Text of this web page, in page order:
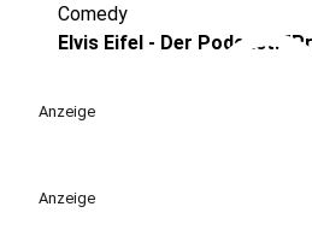
Comedy
Elvis Eifel - Der Podcast:
Anzeige
Anzeige